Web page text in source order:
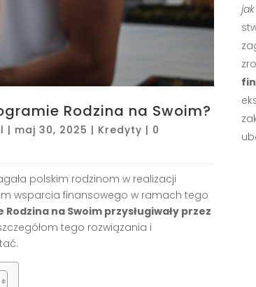
Rodzina na Swoim?
| maj 30, 2025 | Kredyty | 0
polskim rodzinom w realizacji
wsparcia finansowego w ramach tego
na Swoim przysługiwały przez
tego rozwiązania i